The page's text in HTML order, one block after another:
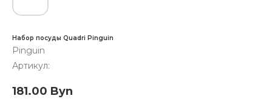
Набор посуды Quadri Pinguin
Pinguin
Артикул:
181.00 Byn